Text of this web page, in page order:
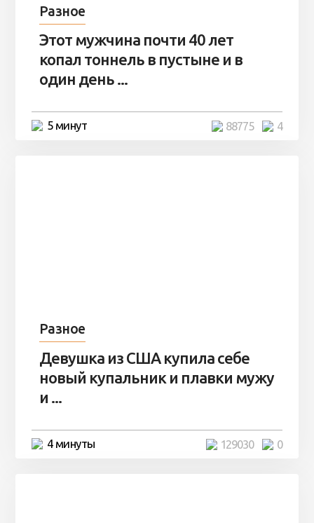
Разное
Этот мужчина почти 40 лет
копал тоннель в пустыне и в
один день ...
5 минут 4
88775
Разное
Девушка из США купила себе
новый купальник и плавки мужу
и ...
4 минуты 0
129030